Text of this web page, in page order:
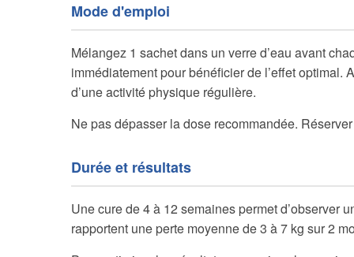
Mode d'emploi
Mélangez 1 sachet dans un verre d’eau avant
immédiatement pour bénéficier de l’effet
d’une activité physique régulière.
Ne pas dépasser la dose recommandée.
Durée et résultats
Une cure de 4 à 12 semaines permet d’observer
rapportent une perte moyenne de 3 à 7 kg sur 2